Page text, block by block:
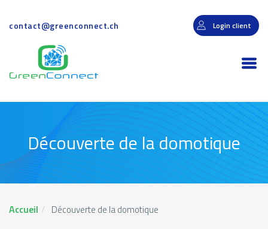
contenu
contact@greenconnect.ch Login client
Découverte de la domotique
Accueil Découverte de la domotique